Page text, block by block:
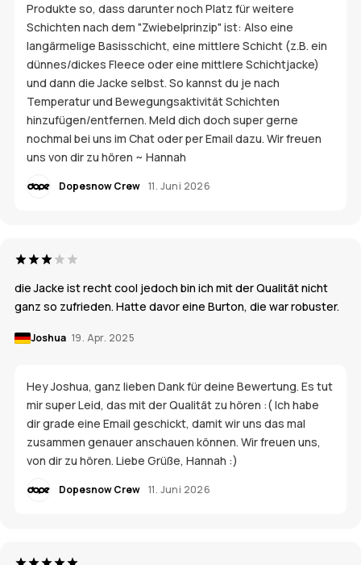
Produkte so, dass darunter noch Platz für weitere
Schichten nach dem "Zwiebelprinzip" ist: Also eine
langärmelige Basisschicht, eine mittlere Schicht (z.B. ein
dünnes/dickes Fleece oder eine mittlere Schichtjacke)
und dann die Jacke selbst. So kannst du je nach
Temperatur und Bewegungsaktivität Schichten
hinzufügen/entfernen. Meld dich doch super gerne
nochmal bei uns im Chat oder per Email dazu. Wir freuen
uns von dir zu hören ~ Hannah
Dopesnow Crew 11. Juni 2026
die Jacke ist recht cool jedoch bin ich mit der Qualität nicht
ganz so zufrieden. Hatte davor eine Burton, die war robuster.
Joshua 19. Apr. 2025
Hey Joshua, ganz lieben Dank für deine Bewertung. Es tut
mir super Leid, das mit der Qualität zu hören :( Ich habe
dir grade eine Email geschickt, damit wir uns das mal
zusammen genauer anschauen können. Wir freuen uns,
von dir zu hören. Liebe Grüße, Hannah :)
Dopesnow Crew 11. Juni 2026